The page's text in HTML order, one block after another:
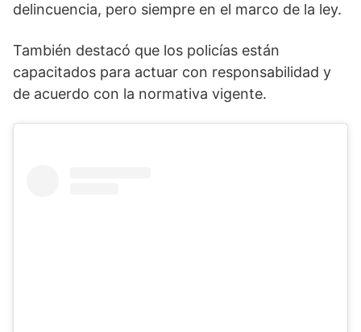
delincuencia, pero siempre en el marco de la ley.
También destacó que los policías están
capacitados para actuar con responsabilidad y
de acuerdo con la normativa vigente.